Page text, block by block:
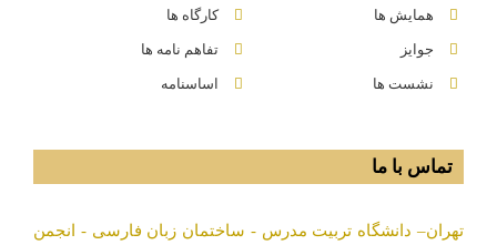
همایش ها
جوایز
نشست ها
کارگاه ها
تفاهم نامه ها
اساسنامه
تماس با ما
تهران– دانشگاه تربیت مدرس - ساختمان زبان فارسی - انجمن